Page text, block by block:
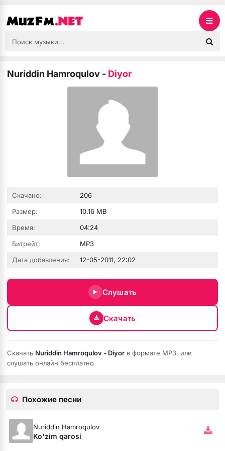
ни била
душа
Nuriddin Hamroqulov - Diyor
Скачано:
206
Размер:
10.16 MB
Время:
04:24
Битрейт:
MP3
Дата добавления:
12-05-2011, 22:02
Слушать
Скачать
Скачать Nuriddin Hamroqulov - Diyor в формате MP3, или
слушать онлайн бесплатно.
Похожие песни
Nuriddin Hamroqulov
Ko'zim qarosi